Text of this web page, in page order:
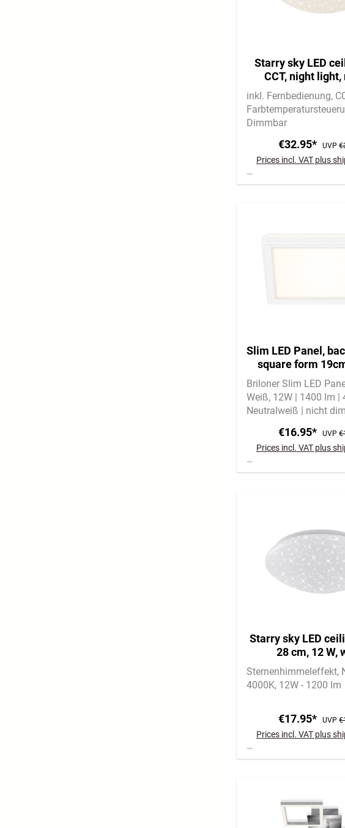
Starry sky LED
CCT, night
control,
inkl. Fernbedienung
Dimmbar
€32.95* UVP
Prices incl. VAT plus
Slim LED Panel,
square form
white
Briloner Slim LED
Weiß 12W | 1400 lm |
Neutralweiß | nicht
angenehmes
€16.95* UVP
Prices incl. VAT plus
Starry sky LED
28 cm, 12 W,
Sternenhimmeleffekt
4000K 12W - 1200 lm
€17.95* UVP
Prices incl. VAT plus